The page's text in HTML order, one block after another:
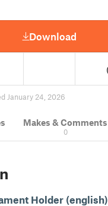
Download
January 24, 2026
Makes & Comments
0
Holder (english)